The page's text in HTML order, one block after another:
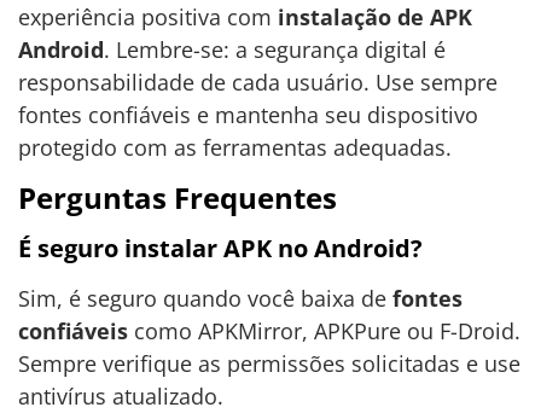
experiência positiva com instalação de APK
Android. Lembre-se: a segurança digital é
responsabilidade de cada usuário. Use sempre
fontes confiáveis e mantenha seu dispositivo
protegido com as ferramentas adequadas.
Perguntas Frequentes
É seguro instalar APK no Android?
Sim, é seguro quando você baixa de fontes
confiáveis como APKMirror, APKPure ou F-Droid.
Sempre verifique as permissões solicitadas e use
antivírus atualizado.